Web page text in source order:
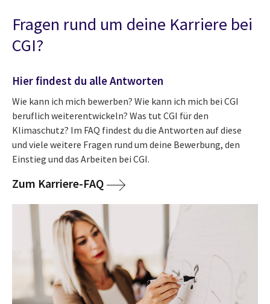
Fragen rund um deine Karriere bei
CGI?
Hier findest du alle Antworten
Wie kann ich mich bewerben? Wie kann ich mich bei CGI
beruflich weiterentwickeln? Was tut CGI für den
Klimaschutz? Im FAQ findest du die Antworten auf diese
und viele weitere Fragen rund um deine Bewerbung, den
Einstieg und das Arbeiten bei CGI.
Zum Karriere-FAQ